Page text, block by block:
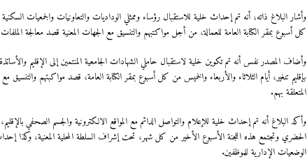
وأشار البلاغ ذاته، أنه تم إحداث خلية للاستقبال رؤساء وممثلي الوداديات والتعاونيات والجمعيات السكنية
كل أسبوع بمقر الكتابة العامة للعمالة، من أجل مواكتبهم والتنسيق مع الجهات المعنية قصد معالجة الملفات
وأضاف المصدر نفس أنه تم تكوين خلية لاستقبال حاملي الشهادات الجامعية المنتمين إلى الإقليم والأساتذة
بإقليم تنغير، أيام الثلاثاء والأربعاء والخميس من كل أسبوع بمقر الكتابة العامة، قصد مواكبتهم
المتعلقة بهم.
وأكد البلاغ أنه تم إحداث خلية للإعلام والتواصل الدائم مع المواقع الالكترونية والجسم الصحفي
الحضري وتجتمع هذه اللجنة الأسبوع الأخير من كل شهر، تحت إشراف السلطة المحلية المعنية، وكذا
الوضعيات الإدارية للموظفين.